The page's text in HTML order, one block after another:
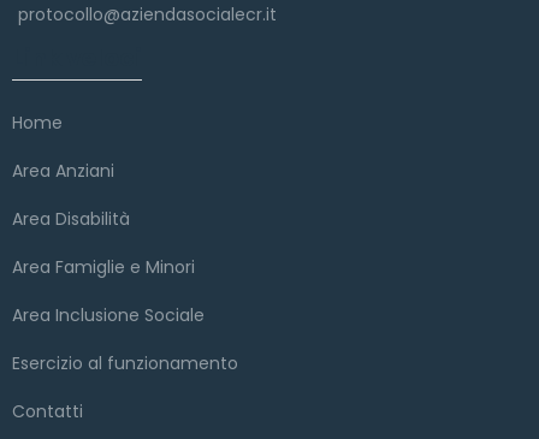
protocollo@aziendasocialecr.it
Home
Area Anziani
Area Disabilità
Area Famiglie e Minori
Area Inclusione Sociale
Esercizio al funzionamento
Contatti